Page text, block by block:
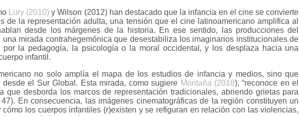
Lury (2010)y Wilson (2012) han destacado que la infancia en el cine se convierte
de la representación adulta, una tensión que el cine latinoamericano amplifica al
desde los márgenes de la historia. En ese sentido, las producciones del
mirada contrahegemónica que desestabiliza los imaginarios institucionales de
por la pedagogía, la psicología o la moral occidental, y los desplaza hacia una
infantil.
no solo amplía el mapa de los estudios de infancia y medios, sino que
el Sur Global. Esta mirada, como sugiere Montaña (2018), “reconoce en el
que desborda los marcos de representación tradicionales, abriendo grietas para
En consecuencia, las imágenes cinematográficas de la región constituyen un
los cuerpos infantiles (r)existen y se refiguran en relación con las violencias,